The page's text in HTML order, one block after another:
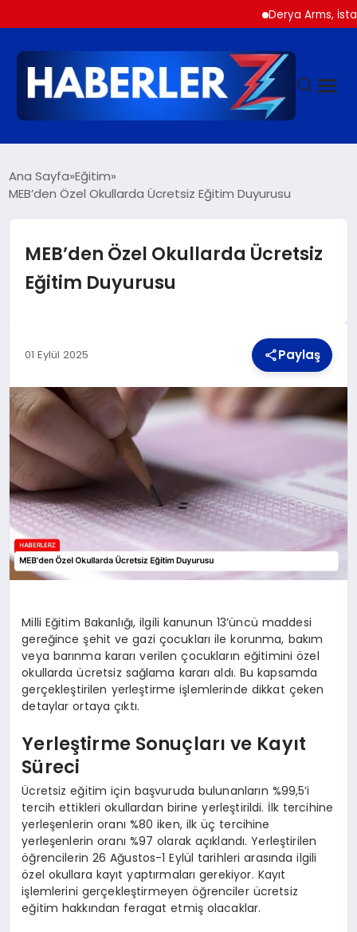
Derya Arms,
DÜNYA
SPOR
TEKNOLOJI
MAGAZIN
YAŞAM
Ana Sayfa Eğitim
MEB’den Özel Okullarda Ücretsiz Eğitim Duyurusu
MEB’den Özel Okullarda Ücretsiz
Eğitim Duyurusu
01 Eylül 2025 Paylaş
Milli Eğitim Bakanlığı, ilgili kanunun 13’üncü maddesi
gereğince şehit ve gazi çocukları ile korunma, bakım
veya barınma kararı verilen çocukların eğitimini özel
okullarda ücretsiz sağlama kararı aldı. Bu kapsamda
gerçekleştirilen yerleştirme işlemlerinde dikkat çeken
detaylar ortaya çıktı.
Yerleştirme Sonuçları ve Kayıt
Süreci
Ücretsiz eğitim için başvuruda bulunanların %99,5’i
tercih ettikleri okullardan birine yerleştirildi. İlk tercihine
yerleşenlerin oranı %80 iken, ilk üç tercihine
yerleşenlerin oranı %97 olarak açıklandı. Yerleştirilen
öğrencilerin 26 Ağustos-1 Eylül tarihleri arasında ilgili
özel okullara kayıt yaptırmaları gerekiyor. Kayıt
işlemlerini gerçekleştirmeyen öğrenciler ücretsiz
eğitim hakkından feragat etmiş olacaklar.